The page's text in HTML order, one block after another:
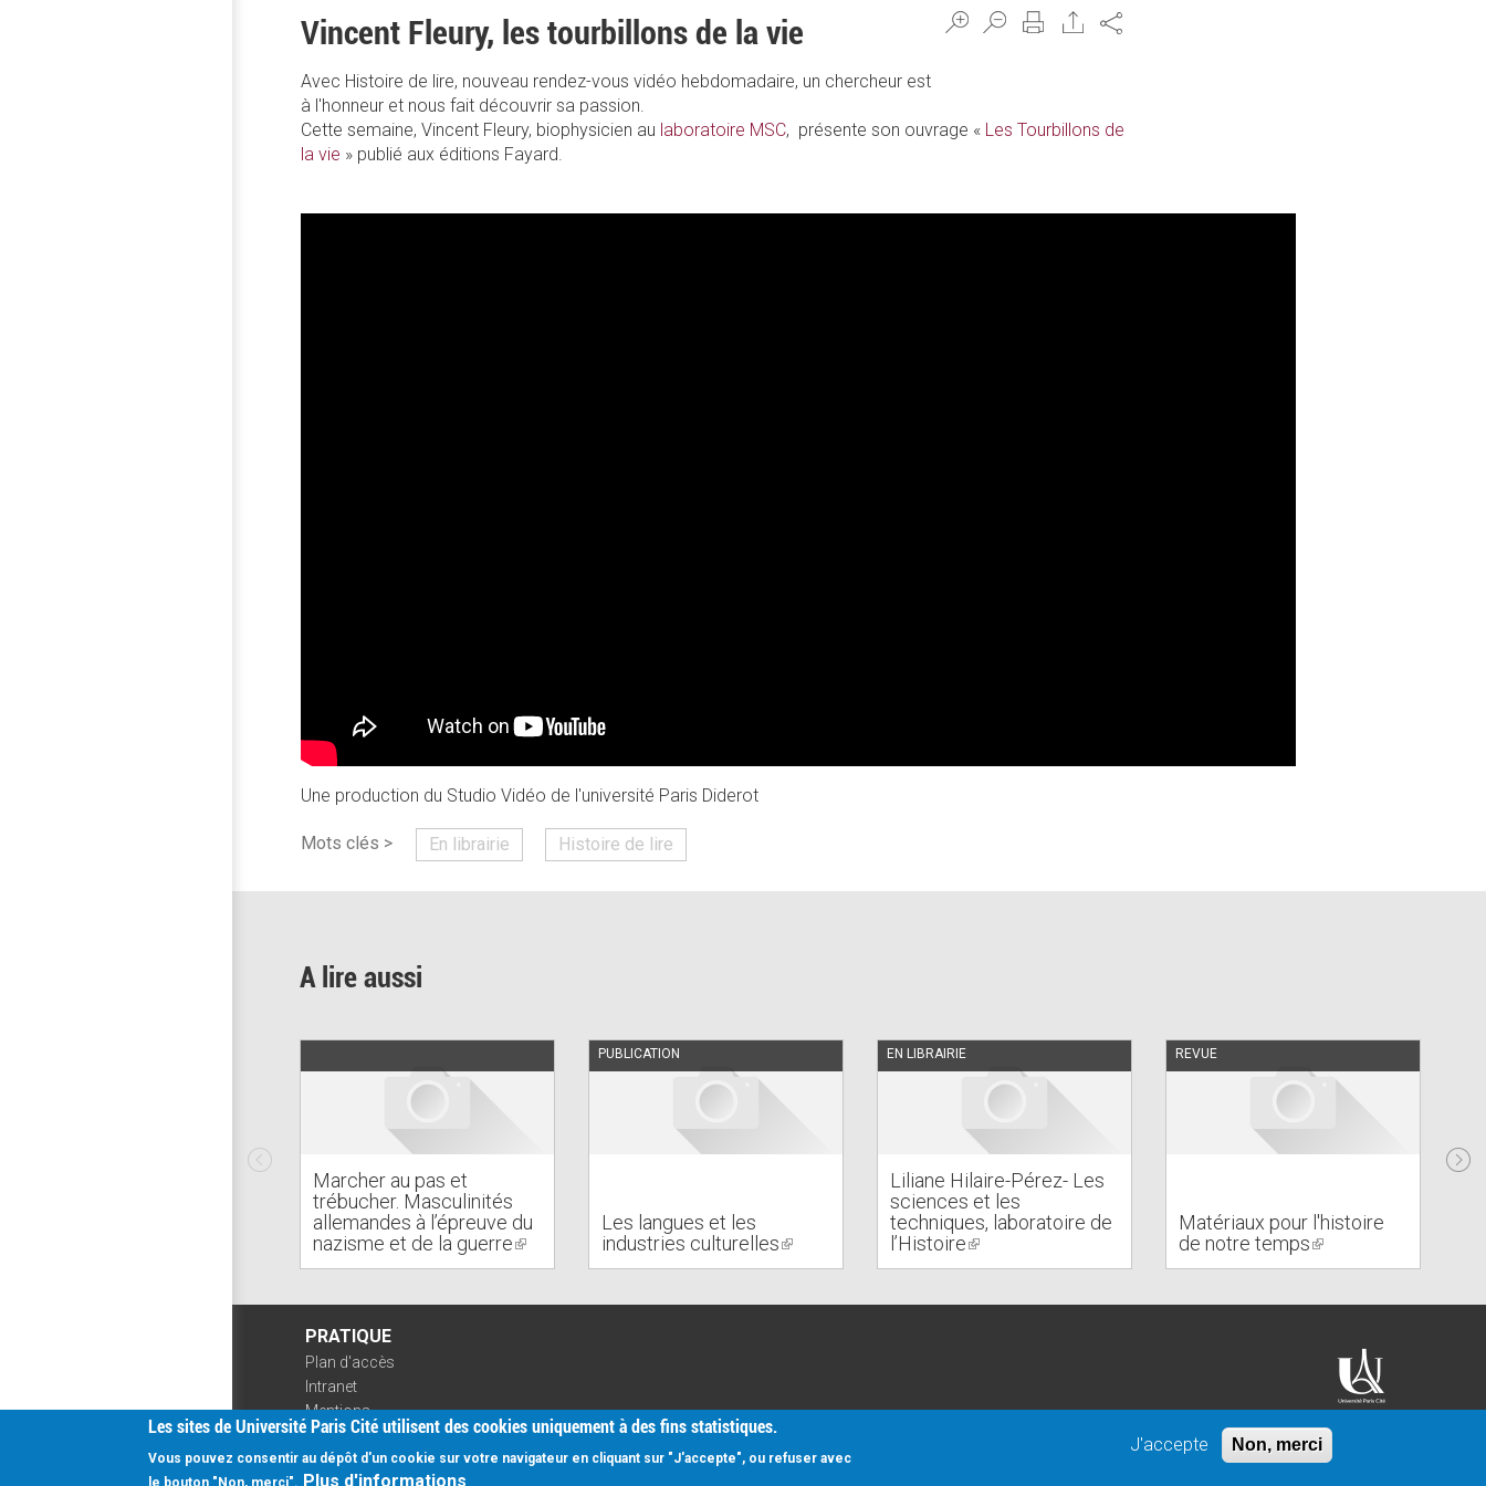
Share
Vincent Fleury, les tourbillons de la vie
Avec Histoire de lire, nouveau rendez-vous vidéo hebdomadaire, un chercheur est
à l'honneur et nous fait découvrir sa passion.
Cette semaine, Vincent Fleury, biophysicien au laboratoire MSC, présente son ouvrage « Les Tourbillons de
la vie » publié aux éditions Fayard.
Une production du Studio Vidéo de l'université Paris Diderot
Mots clés > En librairie Histoire de lire
A lire aussi
Marcher au pas et
trébucher. Masculinités
allemandes à l’épreuve du
nazisme et de la guerre(link
is
PUBLICATION
Les langues et les
industries culturelles(link
is
EN LIBRAIRIE
Liliane Hilaire-Pérez- Les
sciences et les
techniques, laboratoire de
l’Histoire(link
is
REVUE
Matériaux pour l'histoire
de notre temps(link
is
PRATIQUE
Plan d'accès
Intranet
Mentions
légales
Données
personnelles
Les sites de Université Paris Cité utilisent des cookies uniquement à des fins statistiques.
Vous pouvez consentir au dépôt d'un cookie sur votre navigateur en cliquant sur "J'accepte", ou refuser avec
le bouton "Non, merci". Plus d'informations
J'accepte Non, merci